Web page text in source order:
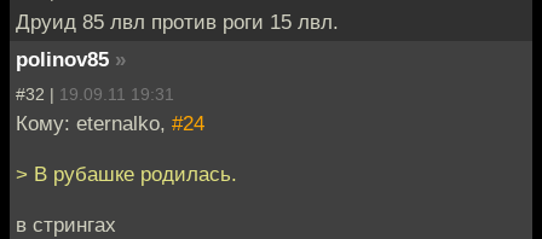
Друид 85 лвл против роги 15 лвл.
polinov85 »
#32 | 19.09.11 19:31
Кому: eternalko, #24
> В рубашке родилась.
в стрингах